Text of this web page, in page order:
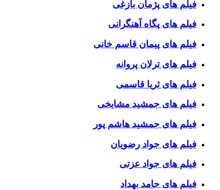
فیلم های پژمان بازغی
فیلم های پگاه آهنگرانی
فیلم های پیمان قاسم خانی
فیلم های ترلان پروانه
فیلم های ثریا قاسمی
فیلم های جمشید مشایخی
فیلم های جمشید هاشم پور
فیلم های جواد رضویان
فیلم های جواد عزتی
فیلم های حامد بهداد